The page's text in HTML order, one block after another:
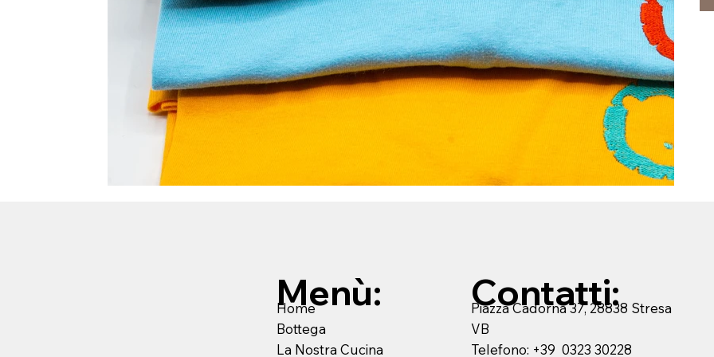
Menù:
Home
Bottega
La Nostra Cucina
Piazza Cadorna 37, 28838 Stresa
VB
Telefono: +39 0323 30228
Contatti: